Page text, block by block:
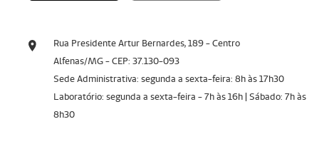
Rua Presidente Artur Bernardes, 189 - Centro
Alfenas/MG - CEP: 37.130-093
Sede Administrativa: segunda a sexta-feira: 8h às 17h30
Laboratório: segunda a sexta-feira - 7h às 16h | Sábado: 7h às
8h30